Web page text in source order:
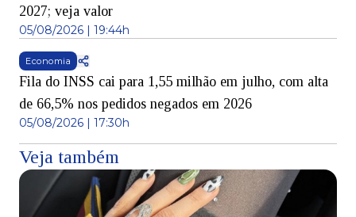
2027; veja valor
05/08/2026 | 19:44h
Economia
Fila do INSS cai para 1,55 milhão em julho, com alta
de 66,5% nos pedidos negados em 2026
05/08/2026 | 17:30h
Veja também